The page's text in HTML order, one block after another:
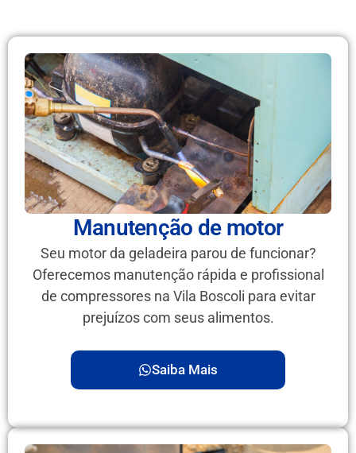
Manutenção de motor
Seu motor da geladeira parou de funcionar?
Oferecemos manutenção rápida e profissional
de compressores na Vila Boscoli para evitar
prejuízos com seus alimentos.
Saiba Mais